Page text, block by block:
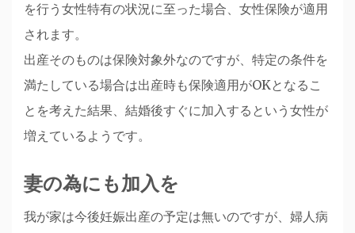
を行う女性特有の状況に至った場合、女性保険が適用
されます。
出産そのものは保険対象外なのですが、特定の条件を
満たしている場合は出産時も保険適用がOKとなるこ
とを考えた結果、結婚後すぐに加入するという女性が
増えているようです。
妻の為にも加入を
我が家は今後妊娠出産の予定は無いのですが、婦人病